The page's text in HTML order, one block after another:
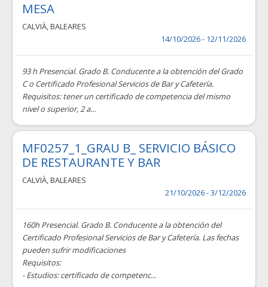
MESA
CALVIÀ,BALEARES
14/10/2026 - 12/11/2026
93 h Presencial. Grado B. Conducente a la obtención del Grado
C o Certificado Profesional Servicios de Bar y Cafetería.
Requisitos: tener un certificado de competencia del mismo
nivel o superior, 2 a...
MF0257_1_GRAU B_ SERVICIO BÁSICO
DE RESTAURANTE Y BAR
CALVIÀ,BALEARES
21/10/2026 - 3/12/2026
160h Presencial. Grado B. Conducente a la obtención del
Certificado Profesional Servicios de Bar y Cafetería. Las fechas
pueden sufrir modificaciones
Requisitos:
- Estudios: certificado de competenc...